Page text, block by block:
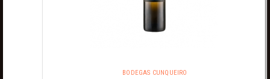
BODEGAS CUNQUEIRO